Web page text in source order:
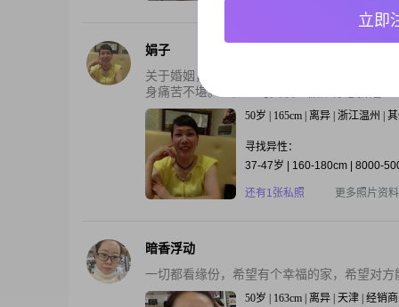
娟子
关于婚姻，众所周知的一句话当属“婚姻是爱
身痛苦不堪。正如一句笑谈：假如你想折磨
50岁 | 165cm | 离异 | 浙江温州 |
寻找异性：
37-47岁 | 160-180cm | 8000-
还有1张私照 更多照片资料
暗香浮动
一切都看缘份，希望有个幸福的家，希望对
50岁 | 163cm | 离异 | 天津 | 经销商
立即